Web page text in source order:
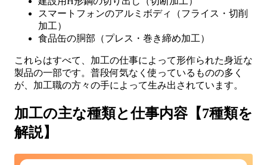
スマートフォンのアルミボディ（フライス・切削
加工）
食品缶の胴部（プレス・巻き締め加工）
これらはすべて、加工の仕事によって形作られた身近な
製品の一部です。普段何気なく使っているものの多く
が、加工職の方々の手によって生み出されています。
加工の主な種類と仕事内容【7種類を
解説】